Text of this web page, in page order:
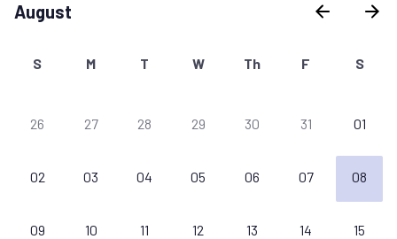
August
S M T W Th F S
26 27 28 29 30 31 01
02 03 04 05 06 07 08
09 10 11 12 13 14 15